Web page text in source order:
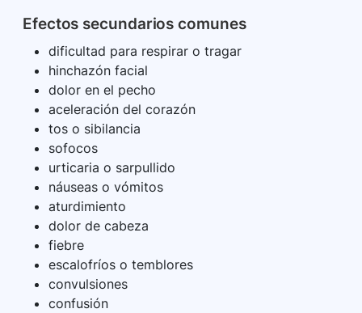
Efectos secundarios comunes
dificultad para respirar o tragar
hinchazón facial
dolor en el pecho
aceleración del corazón
tos o sibilancia
sofocos
urticaria o sarpullido
náuseas o vómitos
aturdimiento
dolor de cabeza
fiebre
escalofríos o temblores
convulsiones
confusión